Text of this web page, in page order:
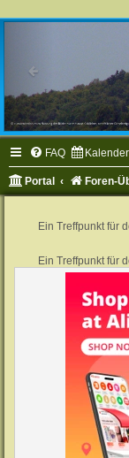
FAQ Kalender
Portal Foren-
Ein Treffpunkt für
Ein Treffpunkt für